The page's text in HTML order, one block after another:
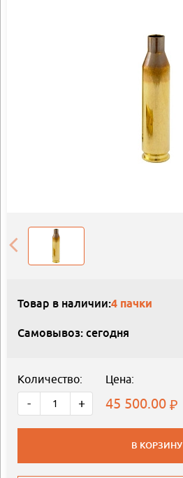
Товар в наличии:4 пачки
Самовывоз: сегодня
Количество:
- +
Цена:
45 500.00
В КОРЗИНУ